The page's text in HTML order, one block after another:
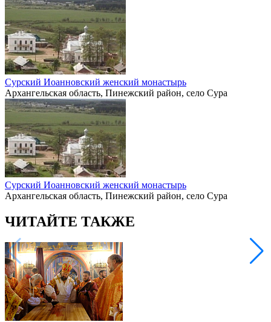
Сурский Иоанновский женский монастырь
Архангельская область, Пинежский район, село Сура
Сурский Иоанновский женский монастырь
Архангельская область, Пинежский район, село Сура
ЧИТАЙТЕ ТАКЖЕ